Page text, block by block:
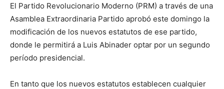
El Partido Revolucionario Moderno (PRM) a través de una
Asamblea Extraordinaria Partido aprobó este domingo la
modificación de los nuevos estatutos de ese partido,
donde le permitirá a Luis Abinader optar por un segundo
período presidencial.
En tanto que los nuevos estatutos establecen cualquier